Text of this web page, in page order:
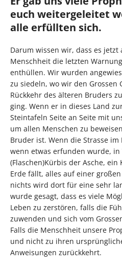
euch weitergeleitet
alle erfüllten sich.
Darum wissen wir, dass es
Menschheit die letzten
enthüllen. Wir wurden
zu siedeln, wo wir den Grossen
Rückkehr des älteren Bruders
ging. Wenn er in dieses Land
Steintafeln Seite an Seite mit
um allen Menschen zu
Bruder ist. Wenn die Strasse
wenn etwas erfunden wurde,
(Flaschen)Kürbis der Asche,
Erde fällt, alles auf einer
nichts wird dort für eine sehr
wurde gesagt, dass es viele
Leben zu zerstören, falls die
zuwenden und sich vom
Falls die Menschheit unsere
und nicht zu ihren
Anweisungen zurückkehrt.